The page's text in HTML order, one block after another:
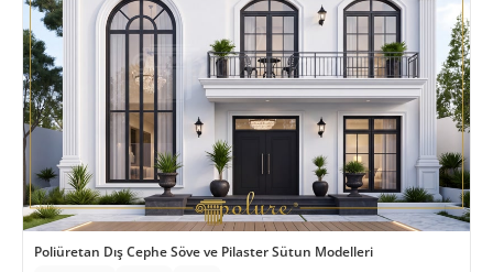
Poliüretan Dış Cephe Söve ve Pilaster Sütun Modelleri